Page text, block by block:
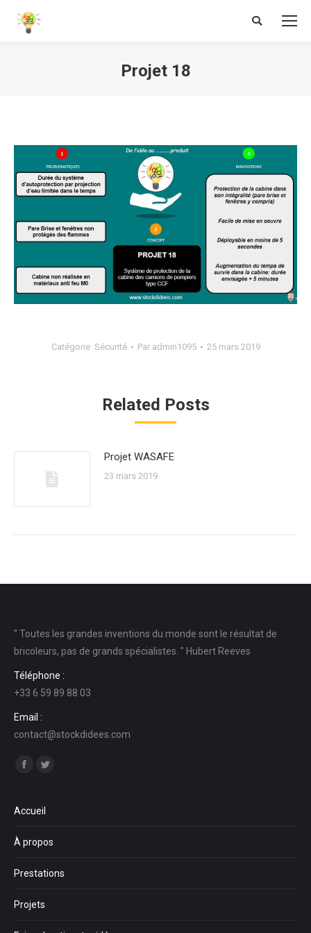
Search:
Projet 18
Catégorie Sécurité Par admin1095 25 mars 2019
Related Posts
Projet WASAFE
23 mars 2019
" Toutes les grandes inventions du monde sont le résultat de
bricoleurs, pas de grands spécialistes. " Hubert Reeves
Téléphone :
+33 6 59 89 88 03
Email :
contact@stockdidees.com
Trouvez nous sur :
Accueil
À propos
Prestations
Projets